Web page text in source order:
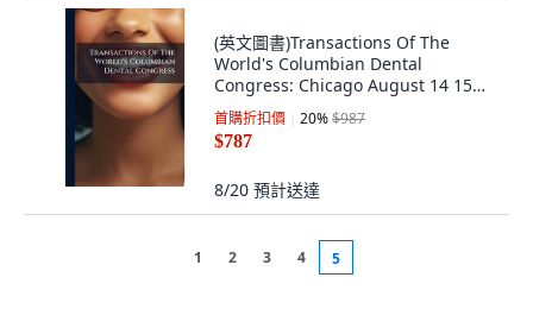
(英文圖書)Transactions Of The
World's Columbian Dental
Congress: Chicago August 14 15
1... 平裝版, Nabu Press, 英文
首購折扣價 20%$987
$787
8/20 預計送達
1 2 3 4 5